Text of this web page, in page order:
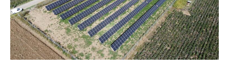
2axis
DegerTrackers
με
περικοπές!